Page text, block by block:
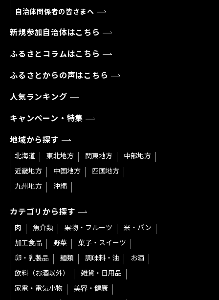
自治体関係者の皆さまへ
新規参加自治体はこちら
ふるさとコラムはこちら
ふるさとからの声はこちら
人気ランキング
キャンペーン・特集
地域から探す
北海道 東北地方 関東地方
中部地方
近畿地方
中国地方
四国地方
九州地方
沖縄
カテゴリから探す
肉 魚介類 果物・フルーツ
米・パン
加工食品
野菜
菓子・スイーツ
卵・乳製品
麺類 調味料・油
お酒
飲料（お酒以外）
雑貨・日用品
家電・電気小物
美容・健康